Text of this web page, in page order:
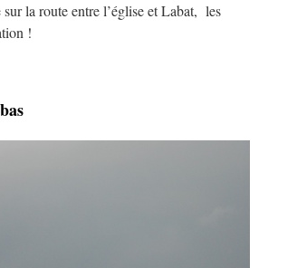
la route entre l’église et Labat, les
!